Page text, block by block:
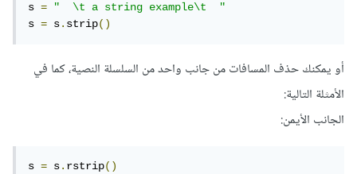
s =
"  \t a string example\t  "
s = s.strip()
أو يمكنك حذف المسافات من جانب واحد من السلسلة النصية، كما في
الأمثلة التالية:
الجانب الأيمن:
s = s.rstrip()